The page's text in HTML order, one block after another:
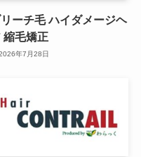
ーチ毛 ハイダメージヘ
縮毛矯正
年7月28日